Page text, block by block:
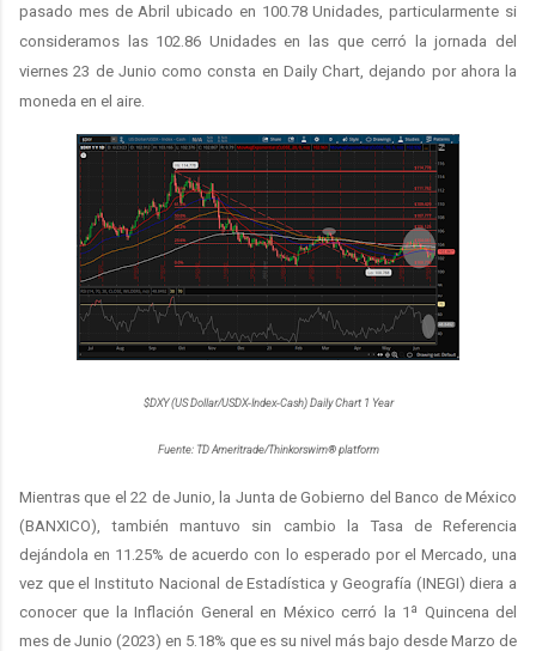
pasado mes de Abril ubicado en 100.78 Unidades, particularmente si
consideramos las 102.86 Unidades en las que cerró la jornada del
viernes 23 de Junio como consta en Daily Chart, dejando por ahora la
moneda en el aire.
$DXY (US Dollar/USDX-Index-Cash) Daily Chart 1 Year
Fuente: TD Ameritrade/Thinkorswim® platform
Mientras que el 22 de Junio, la Junta de Gobierno del Banco de México
(BANXICO), también mantuvo sin cambio la Tasa de Referencia
dejándola en 11.25% de acuerdo con lo esperado por el Mercado, una
vez que el Instituto Nacional de Estadística y Geografía (INEGI) diera a
conocer que la Inflación General en México cerró la 1ª Quincena del
mes de Junio (2023) en 5.18% que es su nivel más bajo desde Marzo de